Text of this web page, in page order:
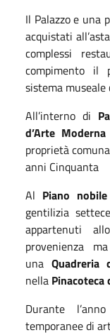
Il Palazzo e una
acquistati
complessi
compimento il
sistema
All’interno di
d’Arte
proprietà
anni Cinquanta
Al Piano nobile
gentilizia
appartenuti
provenienza
una Quadreria
nella Pinacoteca
Durante
temporanee di